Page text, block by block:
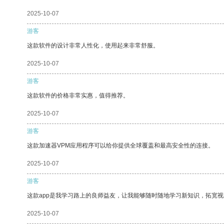
2025-10-07
游客
这款软件的设计非常人性化，使用起来非常舒服。
2025-10-07
游客
这款软件的价格非常实惠，值得推荐。
2025-10-07
游客
这款加速器VPM应用程序可以给你提供全球覆盖和最高安全性的连接。
2025-10-07
游客
这款app是我学习路上的良师益友，让我能够随时随地学习新知识，拓宽
2025-10-07